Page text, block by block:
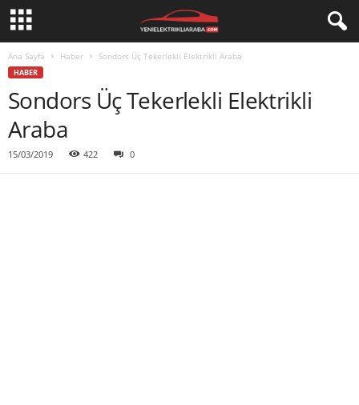
Ana Sayfa Haber Sondors Üç Tekerlekli Elektrikli Araba
HABER
Sondors Üç Tekerlekli Elektrikli
Araba
15/03/2019 422 0